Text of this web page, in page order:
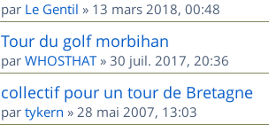
par Le Gentil » 13 mars 2018, 00:48
Tour du golf morbihan
par WHOSTHAT» 30 juil. 2017, 20:36
collectif pour un tour de Bretagne
par tykern » 28 mai 2007, 13:03